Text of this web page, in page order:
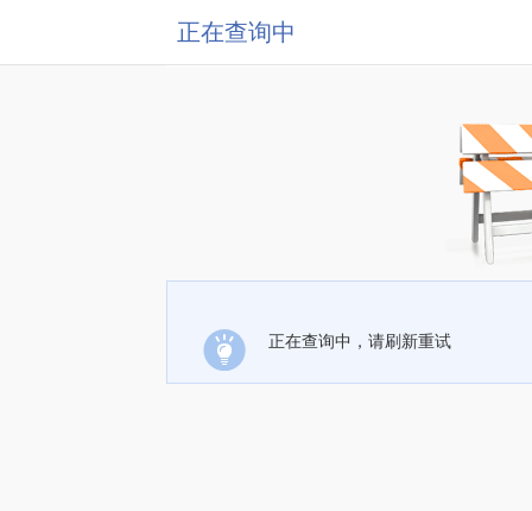
正在查询中
正在查询中，请刷新重试